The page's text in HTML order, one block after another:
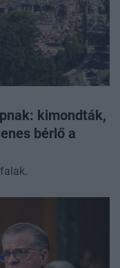
kimondták,
bérlő a